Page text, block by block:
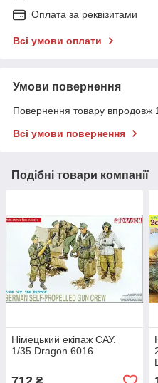
Оплата за реквізитами
Всі умови оплати
Умови повернення
Повернення товару впродовж
Всі умови повернення
Подібні товари компанії
Німецький екіпаж САУ.
1/35 Dragon 6016